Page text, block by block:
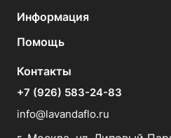
Информация
Помощь
Контакты
+7 (926) 583-24-83
info@lavandaflo.ru